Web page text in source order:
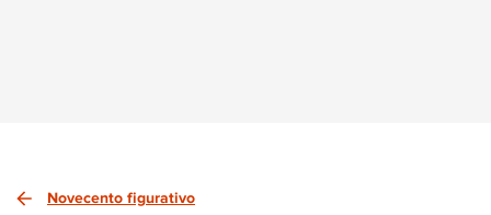
Novecento figurativo